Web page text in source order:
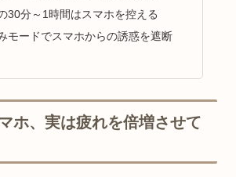
30分～1時間はスマホを控える
モードでスマホからの誘惑を遮断
ホ、実は疲れを倍増させて